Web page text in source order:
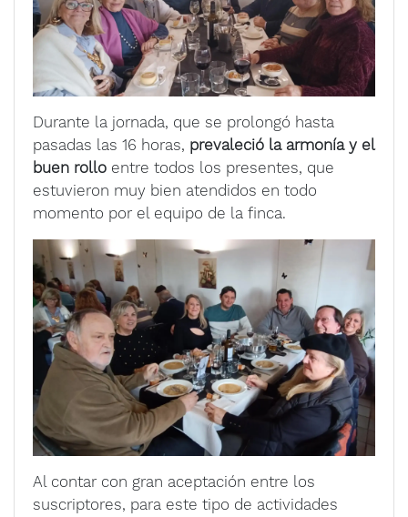
Durante la jornada, que se prolongó hasta
pasadas las 16 horas, prevaleció la armonía y el
buen rollo entre todos los presentes, que
estuvieron muy bien atendidos en todo
momento por el equipo de la finca.
Al contar con gran aceptación entre los
suscriptores, para este tipo de actividades